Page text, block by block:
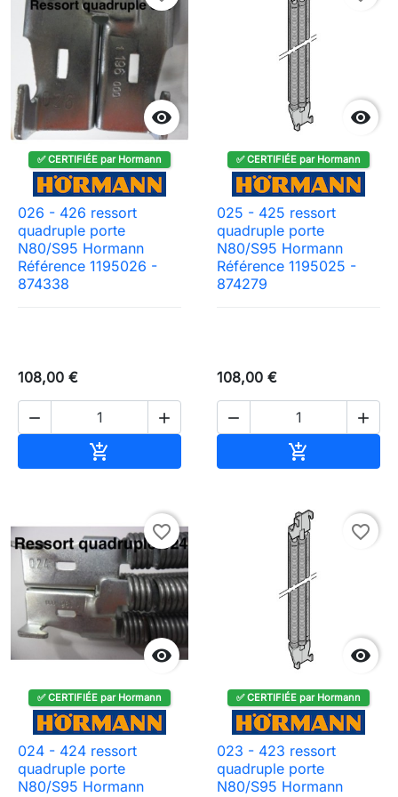

✅ CERTIFIÉE par Hormann
026 - 426 ressort
quadruple porte
N80/S95 Hormann
Référence 1195026 -
874338
108,00 €
 


✅ CERTIFIÉE par Hormann
025 - 425 ressort
quadruple porte
N80/S95 Hormann
Référence 1195025 -
874279
108,00 €
 


favorite_border
✅ CERTIFIÉE par Hormann
024 - 424 ressort
quadruple porte
N80/S95 Hormann

favorite_border
✅ CERTIFIÉE par Hormann
023 - 423 ressort
quadruple porte
N80/S95 Hormann